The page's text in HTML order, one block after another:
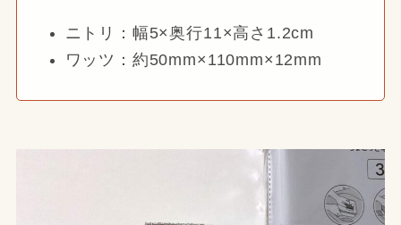
ニトリ：幅5×奥行11×高さ1.2cm
ワッツ：約50mm×110mm×12mm